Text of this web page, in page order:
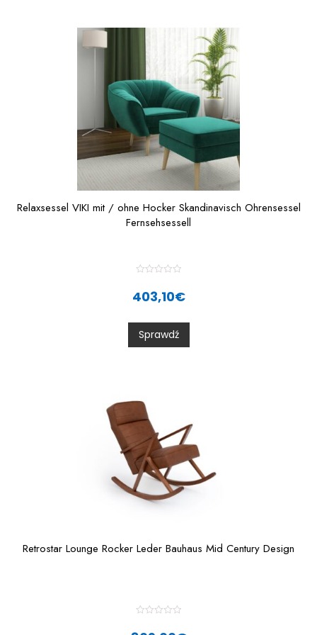
Relaxsessel VIKI mit / ohne Hocker Skandinavisch Ohrensessel
Fernsehsessell
t
0
o
u
t
403,10€
Sprawdź
Retrostar Lounge Rocker Leder Bauhaus Mid Century Design
a